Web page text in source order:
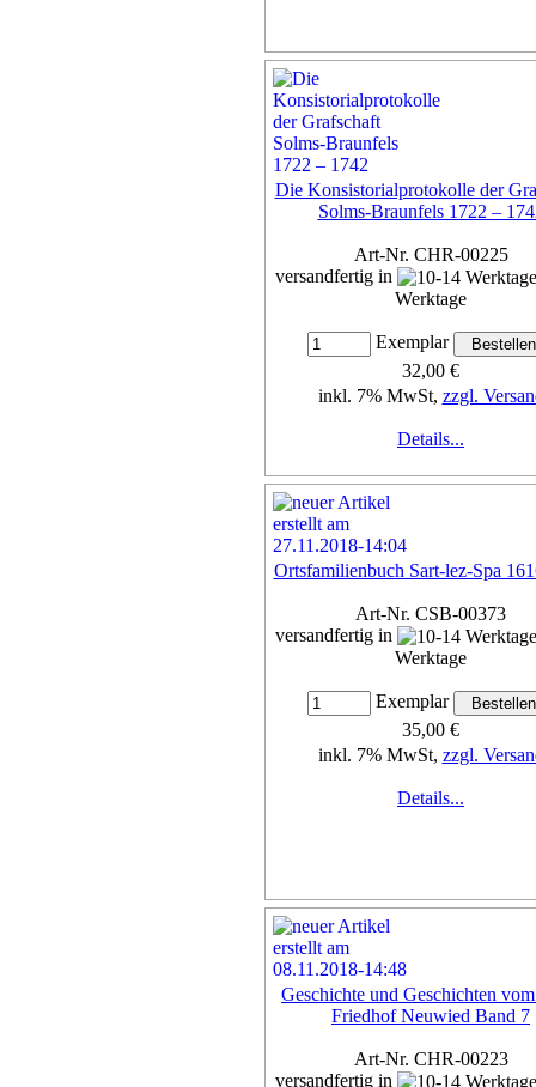
Die Konsistorialprotokolle der
Solms-Braunfels 1722 –
Art-Nr. CHR-00225
versandfertig in
Werktage
Exemplar
32,00 €
inkl. 7% MwSt, zzgl.
Details...
Ortsfamilienbuch Sart-lez-Spa
Art-Nr. CSB-00373
versandfertig in
Werktage
Exemplar
35,00 €
inkl. 7% MwSt, zzgl.
Details...
Geschichte und Geschichten
Friedhof Neuwied Band 7
Art-Nr. CHR-00223
versandfertig in